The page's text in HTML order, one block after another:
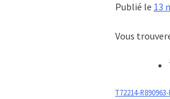
Publié le 13
Vous
T72214-